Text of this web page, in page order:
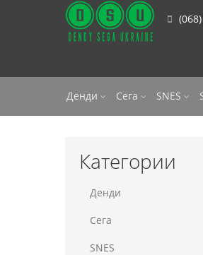
Денди Сега SNES
Категории
Денди
Сега
SNES